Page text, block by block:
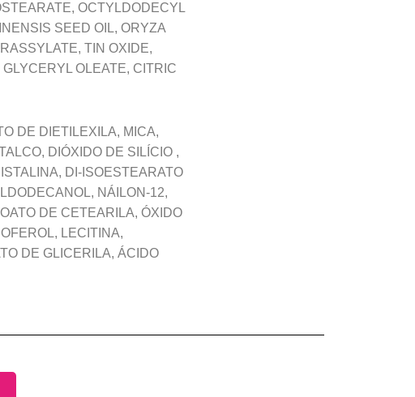
OCTYLDODECYL
SEED OIL, ORYZA
TIN OXIDE,
OLEATE, CITRIC
DE DIETILEXILA, MICA,
DIÓXIDO DE SILÍCIO ,
DI-ISOESTEARATO
NÁILON-12,
DE CETEARILA, ÓXIDO
LECITINA,
DE GLICERILA, ÁCIDO